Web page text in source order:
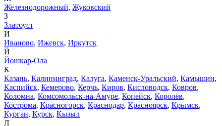
Железнодорожный, Жуковский
З
Златоуст
И
Иваново, Ижевск, Иркутск
Й
Йошкар-Ола
К
Казань, Калининград, Калуга, Каменск-Уральский, Камышин,
Каспийск, Кемерово, Керчь, Киров, Кисловодск, Ковров,
Коломна, Комсомольск-на-Амуре, Копейск, Королёв,
Кострома, Красногорск, Краснодар, Красноярск, Крымск,
Курган, Курск, Кызыл
Л